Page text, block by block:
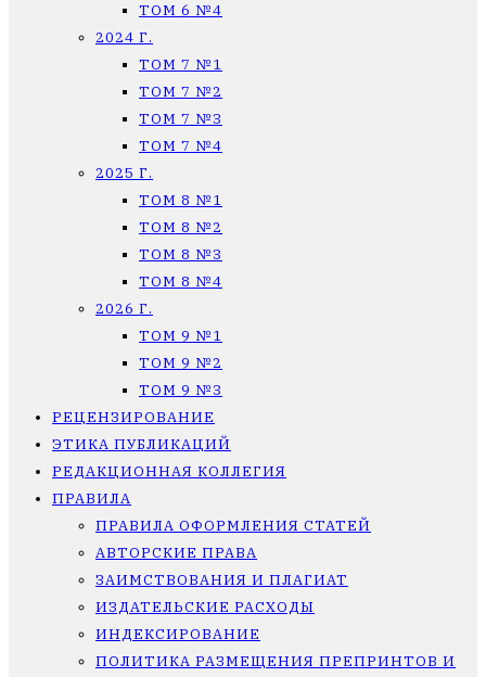
ТОМ 6 №4
2024 Г.
ТОМ 7 №1
ТОМ 7 №2
ТОМ 7 №3
ТОМ 7 №4
2025 Г.
ТОМ 8 №1
ТОМ 8 №2
ТОМ 8 №3
ТОМ 8 №4
2026 Г.
ТОМ 9 №1
ТОМ 9 №2
ТОМ 9 №3
РЕЦЕНЗИРОВАНИЕ
ЭТИКА ПУБЛИКАЦИЙ
РЕДАКЦИОННАЯ КОЛЛЕГИЯ
ПРАВИЛА
ПРАВИЛА ОФОРМЛЕНИЯ СТАТЕЙ
АВТОРСКИЕ ПРАВА
ЗАИМСТВОВАНИЯ И ПЛАГИАТ
ИЗДАТЕЛЬСКИЕ РАСХОДЫ
ИНДЕКСИРОВАНИЕ
ПОЛИТИКА РАЗМЕЩЕНИЯ ПРЕПРИНТОВ И